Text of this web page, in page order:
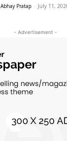
Abhay Pratap - July 11,
- Advertisement -